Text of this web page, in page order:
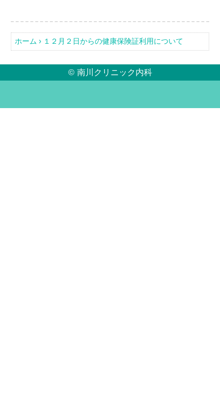
ホーム › １２月２日からの健康保険証利用について
© 南川クリニック内科